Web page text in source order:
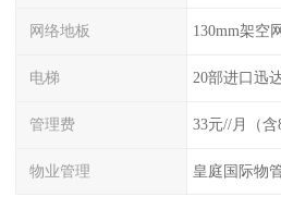
网络地板 130mm架空
电梯
管理费
物业管理 皇庭国际物